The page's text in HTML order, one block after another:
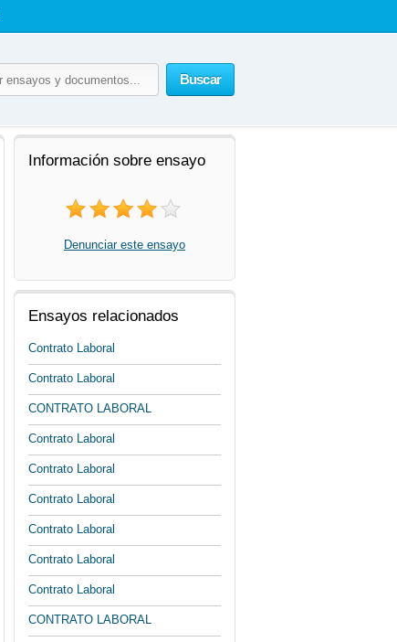
Buscar
Información sobre ensayo
Denunciar este ensayo
Ensayos relacionados
Contrato Laboral
Contrato Laboral
CONTRATO LABORAL
Contrato Laboral
Contrato Laboral
Contrato Laboral
Contrato Laboral
Contrato Laboral
Contrato Laboral
CONTRATO LABORAL